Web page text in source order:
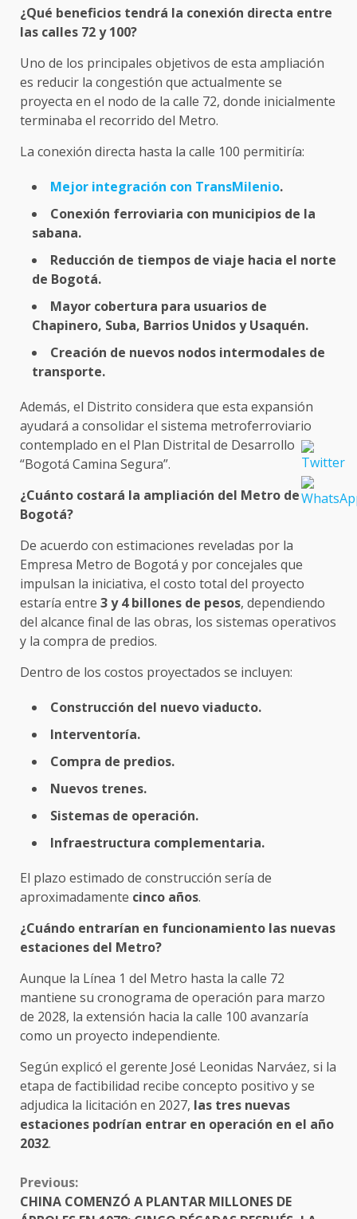
¿Qué beneficios tendrá la conexión directa entre
las calles 72 y 100?
Uno de los principales objetivos de esta ampliación
es reducir la congestión que actualmente se
proyecta en el nodo de la calle 72, donde inicialmente
terminaba el recorrido del Metro.
La conexión directa hasta la calle 100 permitiría:
Mejor integración con TransMilenio.
Conexión ferroviaria con municipios de la
sabana.
Reducción de tiempos de viaje hacia el norte
de Bogotá.
Mayor cobertura para usuarios de
Chapinero, Suba, Barrios Unidos y Usaquén.
Creación de nuevos nodos intermodales de
transporte.
Además, el Distrito considera que esta expansión
ayudará a consolidar el sistema metroferroviario
contemplado en el Plan Distrital de Desarrollo
“Bogotá Camina Segura”.
¿Cuánto costará la ampliación del Metro de
Bogotá?
De acuerdo con estimaciones reveladas por la
Empresa Metro de Bogotá y por concejales que
impulsan la iniciativa, el costo total del proyecto
estaría entre 3 y 4 billones de pesos, dependiendo
del alcance final de las obras, los sistemas operativos
y la compra de predios.
Dentro de los costos proyectados se incluyen:
Construcción del nuevo viaducto.
Interventoría.
Compra de predios.
Nuevos trenes.
Sistemas de operación.
Infraestructura complementaria.
El plazo estimado de construcción sería de
aproximadamente cinco años.
¿Cuándo entrarían en funcionamiento las nuevas
estaciones del Metro?
Aunque la Línea 1 del Metro hasta la calle 72
mantiene su cronograma de operación para marzo
de 2028, la extensión hacia la calle 100 avanzaría
como un proyecto independiente.
Según explicó el gerente José Leonidas Narváez, si la
etapa de factibilidad recibe concepto positivo y se
adjudica la licitación en 2027, las tres nuevas
estaciones podrían entrar en operación en el año
2032.
CONTINUE
READING
Previous:
CHINA COMENZÓ A PLANTAR MILLONES DE